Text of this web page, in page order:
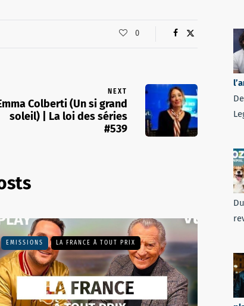
0
NEXT
Colberti (Un si grand
soleil) | La loi des séries
#539
EMISSIONS LA FRANCE À TOUT PRIX